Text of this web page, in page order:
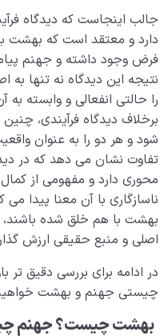
انسان در مرکز آفرینش
دیدار جهان غیب
جالب اینجاست که دیدگاه
دارد و معتقد است که بهشت
فرض وجود داشته و جهنم
نتیجه این دیدگاه نه تنها
را حالتی انفعالی و وابسته
برخلاف دیدگاه فرآیندی،
شود و هر دو را به عنوان
تفاوت نشان می دهد که در
محوری دارد و مفهومی از
ناسازگاری با آن معنا پیدا
بهشت با هم خلق شده باشند،
اصلی و منبع حقیقی ارزش
در ادامه برای بررسی دقیق تر
چیستی جهنم و بهشت
بهشت چیست؟ جهنم